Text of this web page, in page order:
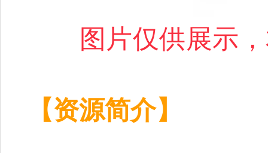
图片仅供展示
【资源简介】